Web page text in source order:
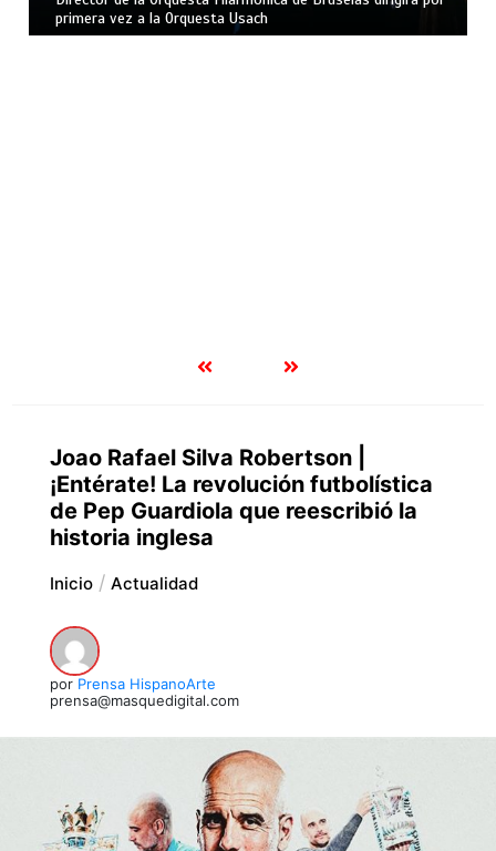
primera vez a la Orquesta Usach
Joao Rafael Silva Robertson |
¡Entérate! La revolución futbolística
de Pep Guardiola que reescribió la
historia inglesa
Inicio Actualidad
por Prensa HispanoArte
prensa@masquedigital.com